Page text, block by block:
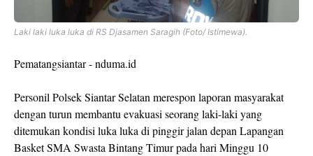
Laki laki luka luka di RS Djasamen Saragih (Foto/ Istimewa).
Pematangsiantar - nduma.id
Personil Polsek Siantar Selatan merespon laporan masyarakat
dengan turun membantu evakuasi seorang laki-laki yang
ditemukan kondisi luka luka di pinggir jalan depan Lapangan
Basket SMA Swasta Bintang Timur pada hari Minggu 10